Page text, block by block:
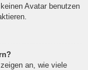
Avatar benutzen
an, wie viele